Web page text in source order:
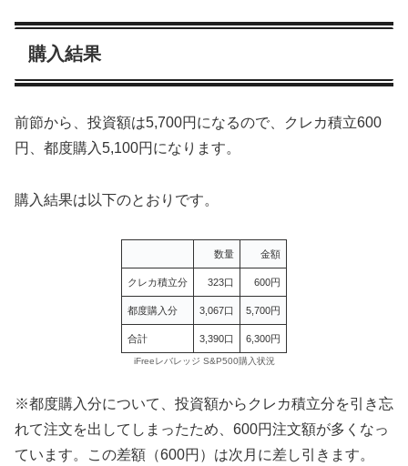
購入結果
前節から、投資額は5,700円になるので、クレカ積立600
円、都度購入5,100円になります。
購入結果は以下のとおりです。
数量 金額
クレカ積立分 323口 600円
都度購入分 3,067口 5,700円
合計 3,390口 6,300円
iFreeレバレッジ S&P500購入状況
※都度購入分について、投資額からクレカ積立分を引き忘
れて注文を出してしまったため、600円注文額が多くなっ
ています。この差額（600円）は次月に差し引きます。